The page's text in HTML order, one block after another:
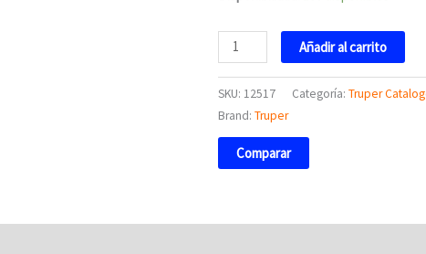
cantidad
Añadir al carrito
SKU: 12517 Categoría: Truper
Brand: Truper
Comparar